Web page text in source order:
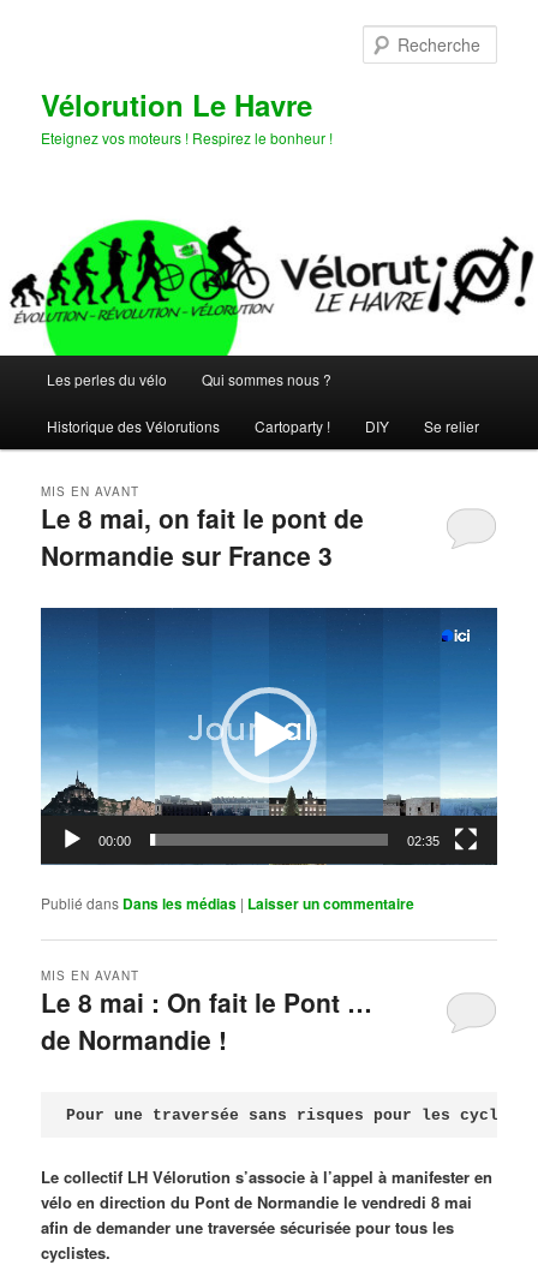
Vélorution Le Havre
Eteignez vos moteurs ! Respirez le bonheur !
principal
Les perles du vélo Qui sommes nous ?
Historique des Vélorutions Cartoparty ! DIY Se relier
Le 8 mai, on fait le pont de
Normandie sur France 3
MIS EN AVANT
00:00 02:35
Publié dans Dans les médias | Laisser un commentaire
Le 8 mai : On fait le Pont …
de Normandie !
MIS EN AVANT
Pour une traversée sans risques pour les
Le collectif LH Vélorution s’associe à l’appel à manifester en
vélo en direction du Pont de Normandie le vendredi 8 mai
afin de demander une traversée sécurisée pour tous les
cyclistes.